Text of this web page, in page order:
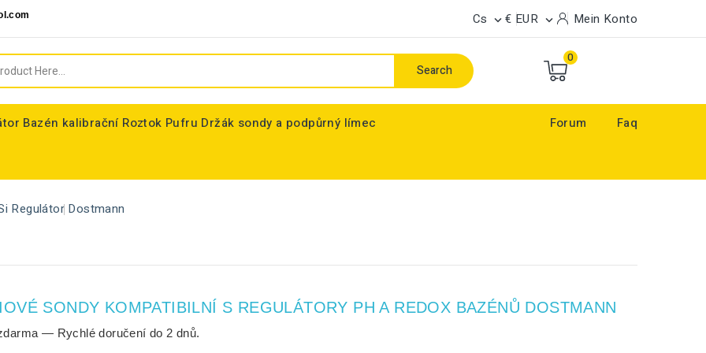
Cs € EUR  Mein Konto
Search
0
Bazén kalibrační Roztok Pufru Držák sondy a podpůrný límec Forum Faq
Regulátor Dostmann
SONDY KOMPATIBILNÍ S REGULÁTORY PH A REDOX BAZÉNŮ DOSTMANN
— Rychlé doručení do 2 dnů.